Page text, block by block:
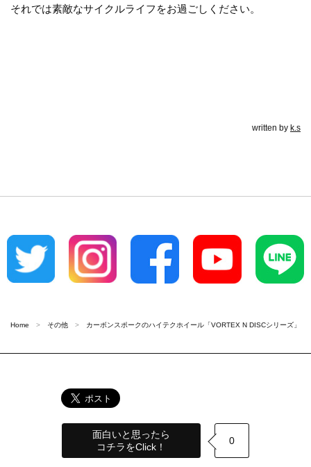
それでは素敵なサイクルライフをお過ごしください。
written by k.s
Home その他 カーボンスポークのハイテクホイール「VORTEX N DISCシリーズ」
面白いと思ったら
コチラをClick！
0